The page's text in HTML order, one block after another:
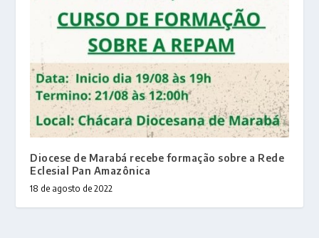
Diocese de Marabá recebe formação sobre a Rede
Eclesial Pan Amazônica
18 de agosto de 2022